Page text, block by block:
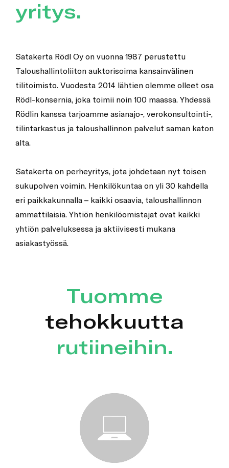
yritys.
Satakerta Rödl Oy on vuonna 1987 perustettu
Taloushallintoliiton auktorisoima kansainvälinen
tilitoimisto. Vuodesta 2014 lähtien olemme olleet osa
Rödl-konsernia, joka toimii noin 100 maassa. Yhdessä
Rödlin kanssa tarjoamme asianajo-, verokonsultointi-,
tilintarkastus ja taloushallinnon palvelut saman katon
alta.
Satakerta on perheyritys, jota johdetaan nyt toisen
sukupolven voimin. Henkilökuntaa on yli 30 kahdella
eri paikkakunnalla – kaikki osaavia, taloushallinnon
ammattilaisia. Yhtiön henkilöomistajat ovat kaikki
yhtiön palveluksessa ja aktiivisesti mukana
asiakastyössä.
Tuomme
tehokkuutta
rutiineihin.